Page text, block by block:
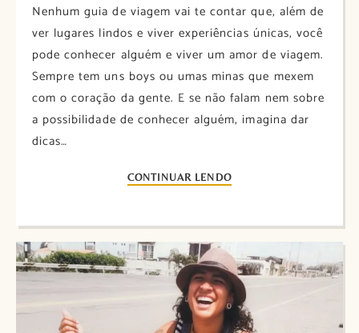
Nenhum guia de viagem vai te contar que, além de
ver lugares lindos e viver experiências únicas, você
pode conhecer alguém e viver um amor de viagem.
Sempre tem uns boys ou umas minas que mexem
com o coração da gente. E se não falam nem sobre
a possibilidade de conhecer alguém, imagina dar
dicas…
CONTINUAR LENDO